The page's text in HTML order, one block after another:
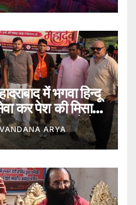
में भगवा हिन्दू
कर पेश की मिसाल,
वातावरण_देखे
VANDANA ARYA